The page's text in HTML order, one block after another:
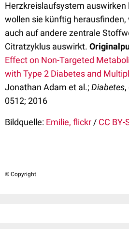
Herzkreislaufsystem auswirken
wollen sie künftig
auch auf andere zentrale
Citratzyklus auswirkt.
Effect on Non-Targeted
with Type 2 Diabetes and
Jonathan Adam et al.; Diabetes
0512; 2016
Bildquelle: Emilie, flickr / CC BY-
© Copyright